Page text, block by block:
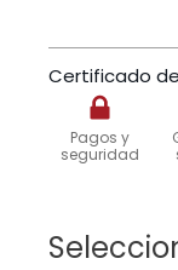
Certificado
Pagos y
seguridad